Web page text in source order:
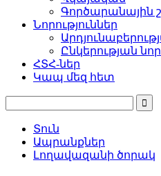
Գործարանային
Նորություններ
Ընկերության
ՀՏՀ-ներ
Կապ մեզ հետ
Տուն
Ապրանքներ
Լողավազանի ծորակ